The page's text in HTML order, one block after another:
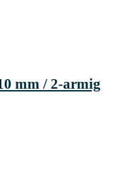
mm / 2-armig